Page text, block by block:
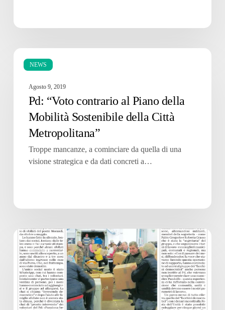
NEWS
“Voto
Piano
della
Sostenibile
della
Città
Agosto 9, 2019
Pd: “Voto contrario al Piano della
Mobilità Sostenibile della Città
Metropolitana”
Troppe mancanze, a cominciare da quella di una
visione strategica e da dati concreti a…
NEWS
facchini
democratici,
quando
la
politica